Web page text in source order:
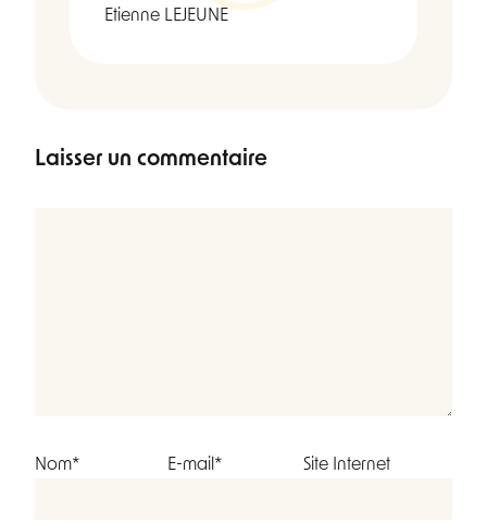
Etienne LEJEUNE
Laisser un commentaire
Nom* E-mail* Site Internet